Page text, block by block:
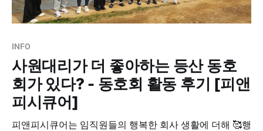
INFO
사원대리가 더 좋아하는 등산 동호
회가 있다? - 동호회 활동 후기 [피앤
피시큐어]
피앤피시큐어는 임직원들의 행복한 회사 생활에 더해 🥰행